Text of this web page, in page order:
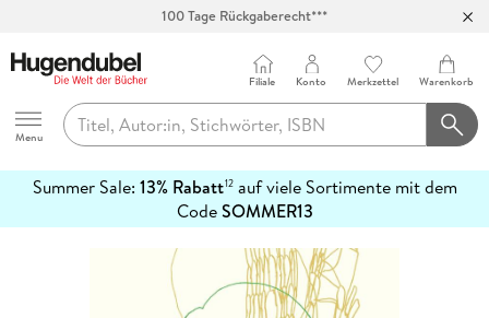
100 Tage Rückgaberecht***
Hugendubel
Menu
Filiale Konto Merkzettel Warenkorb
Summer Sale: 13% Rabatt12auf viele Sortimente mit dem
CodeSOMMER13
erfahren